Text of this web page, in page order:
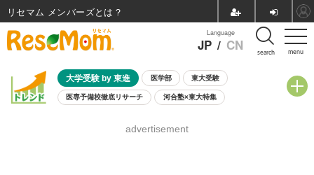
menu
Language
JP / CN search
大学受験 by 東進 医学部 東大受験
医専予備校徹底リサーチ 河合塾×東大特集
8月開催学校説明会・相談会
advertisement
リセマム メンバーズ